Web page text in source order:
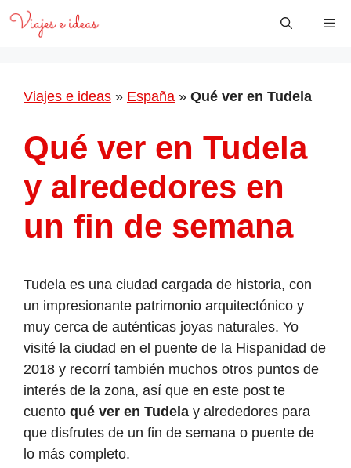
Saltar
Viajes e ideas » España » Qué ver en Tudela
Qué ver en Tudela
y alrededores en
un fin de semana
Tudela es una ciudad cargada de historia, con
un impresionante patrimonio arquitectónico y
muy cerca de auténticas joyas naturales. Yo
visité la ciudad en el puente de la Hispanidad de
2018 y recorrí también muchos otros puntos de
interés de la zona, así que en este post te
cuento qué ver en Tudela y alrededores para
que disfrutes de un fin de semana o puente de
lo más completo.